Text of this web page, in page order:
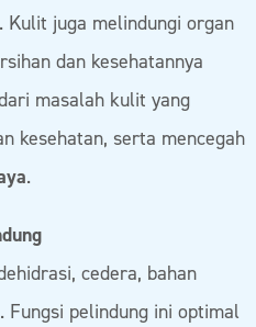
Kulit juga melindungi organ
dan kesehatannya
masalah kulit yang
kesehatan, serta mencegah
.
cedera, bahan
Fungsi pelindung ini optimal